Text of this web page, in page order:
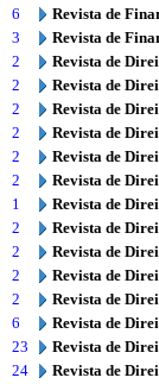
6
Revista de
3
Revista de
2
Revista de
2
Revista de
2
Revista de
2
Revista de
2
Revista de
2
Revista de
1
Revista de
2
Revista de
2
Revista de
2
Revista de
2
Revista de
6
Revista de
23
Revista de
24
Revista de